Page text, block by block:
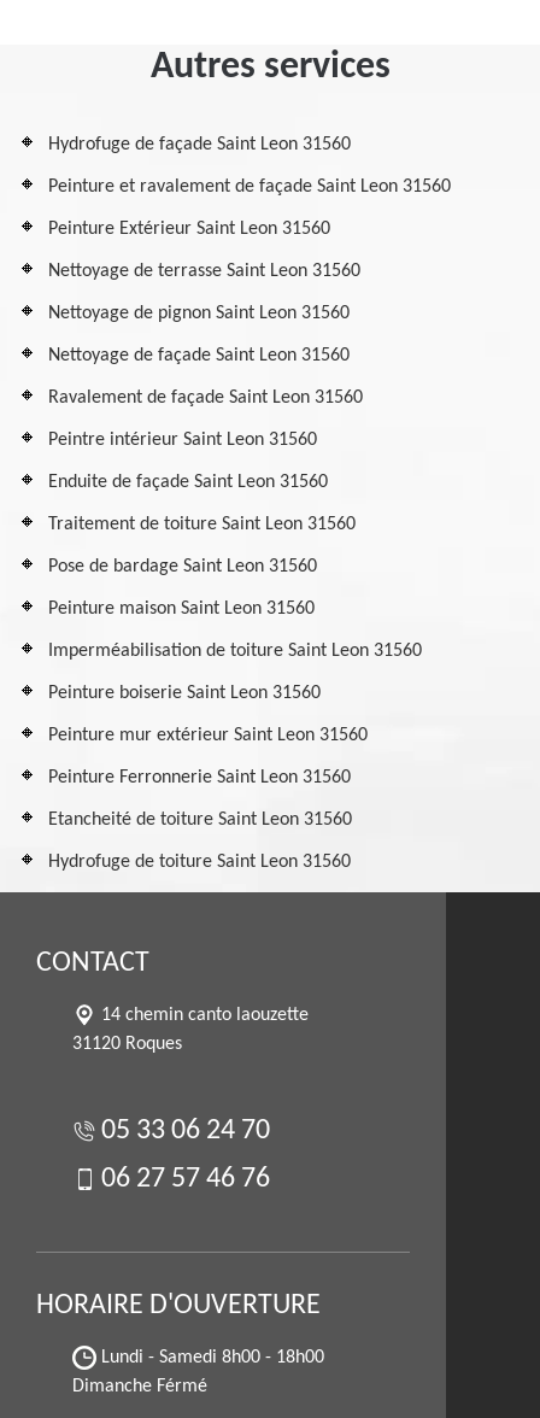
Autres services
Hydrofuge de façade Saint Leon 31560
Peinture et ravalement de façade Saint Leon 31560
Peinture Extérieur Saint Leon 31560
Nettoyage de terrasse Saint Leon 31560
Nettoyage de pignon Saint Leon 31560
Nettoyage de façade Saint Leon 31560
Ravalement de façade Saint Leon 31560
Peintre intérieur Saint Leon 31560
Enduite de façade Saint Leon 31560
Traitement de toiture Saint Leon 31560
Pose de bardage Saint Leon 31560
Peinture maison Saint Leon 31560
Imperméabilisation de toiture Saint Leon 31560
Peinture boiserie Saint Leon 31560
Peinture mur extérieur Saint Leon 31560
Peinture Ferronnerie Saint Leon 31560
Etancheité de toiture Saint Leon 31560
Hydrofuge de toiture Saint Leon 31560
CONTACT
14 chemin canto laouzette
31120 Roques
05 33 06 24 70
06 27 57 46 76
HORAIRE D'OUVERTURE
Lundi - Samedi 8h00 - 18h00
Dimanche Férmé